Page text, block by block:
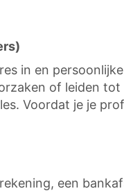
in en
of leiden
Voordat je je
een